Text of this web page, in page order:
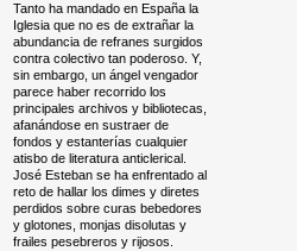
Tanto ha mandado en España la
Iglesia que no es de extrañar la
abundancia de refranes surgidos
contra colectivo tan poderoso. Y,
sin embargo, un ángel vengador
parece haber recorrido los
principales archivos y bibliotecas,
afanándose en sustraer de
fondos y estanterías cualquier
atisbo de literatura anticlerical.
José Esteban se ha enfrentado al
reto de hallar los dimes y diretes
perdidos sobre curas bebedores
y glotones, monjas disolutas y
frailes pesebreros y rijosos.